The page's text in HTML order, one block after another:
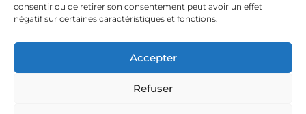
consentir ou de retirer son consentement peut avoir un effet
négatif sur certaines caractéristiques et fonctions.
Accepter
Refuser
> Mentions légales
> Politique de confidentialité